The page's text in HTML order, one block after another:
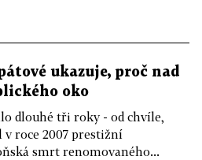
ukazuje, proč nad
oko
dlouhé tři roky - od chvíle,
roce 2007 prestižní
smrt renomovaného...